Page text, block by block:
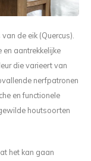
de eik (Quercus).
aantrekkelijke
die varieert van
nerfpatronen
en functionele
houtsoorten
het kan gaan